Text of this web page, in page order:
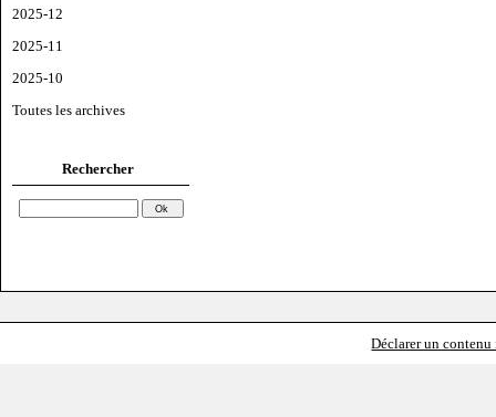
2025-12
2025-11
2025-10
Toutes les archives
Rechercher
Déclarer un